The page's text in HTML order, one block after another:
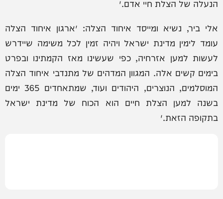
הנעלה של הצלת חיי אדם.״
אלי ביר, נשיא ומייסד איחוד הצלה: ״ארגון איחוד הצלה
עומד לימין מדינת ישראל ויהיה זמין לכל משימה שיידרש
לעשות למען אזרחיה, כפי שעשינו מאז הקמתינו ובפרט
בימים קשים אלה. המגוון המדהים של מתנדבי איחוד הצלה
המוסלמים, הנוצרים, היהודים ועוד, שמתאחדים 365 ימים
בשנה למען הצלת חיים הוא הכוח של מדינת ישראל
בתקופה הזאת.״